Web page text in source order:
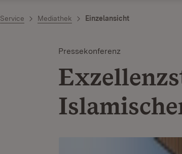
Service Mediathek Einzelansicht
Pressekonferenz